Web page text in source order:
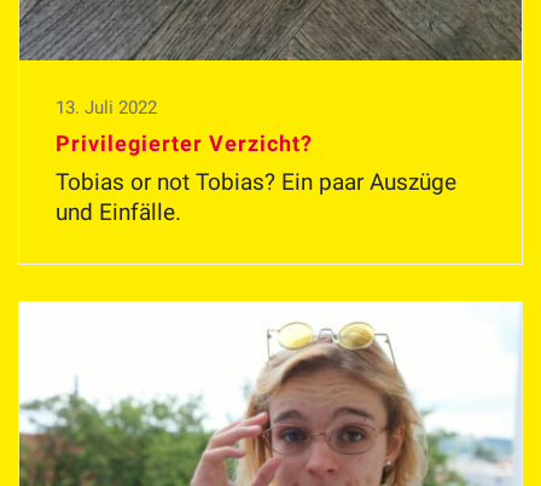
13. Juli 2022
Privilegierter Verzicht?
Tobias or not Tobias? Ein paar Auszüge
und Einfälle.